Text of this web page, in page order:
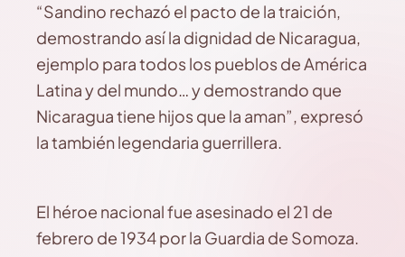
“Sandino rechazó el pacto de la traición,
demostrando así la dignidad de Nicaragua,
ejemplo para todos los pueblos de América
Latina y del mundo… y demostrando que
Nicaragua tiene hijos que la aman”, expresó
la también legendaria guerrillera.
El héroe nacional fue asesinado el 21 de
febrero de 1934 por la Guardia de Somoza.